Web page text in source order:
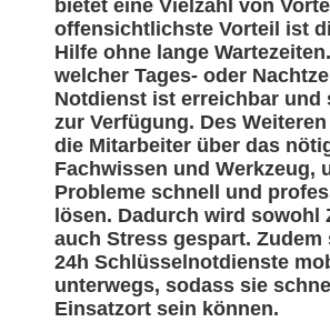
bietet eine Vielzahl von
offensichtlichste Vorteil ist
Hilfe ohne lange
welcher Tages- oder
Notdienst ist erreichbar und
zur Verfügung. Des
die Mitarbeiter über das
Fachwissen und Werkzeug,
Probleme schnell und
lösen. Dadurch wird sowohl
auch Stress gespart. Zudem
24h Schlüsselnotdienste
unterwegs, sodass sie
Einsatzort sein können.